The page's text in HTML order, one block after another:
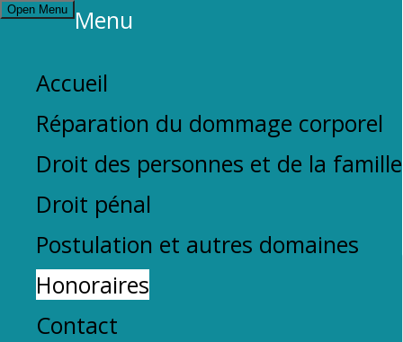
Open Menu Menu
Accueil
Réparation du dommage corporel
Droit des personnes et de la famille
Droit pénal
Postulation et autres domaines
Honoraires
Contact
Contactez le cabinet
Honoraires
Honoraires